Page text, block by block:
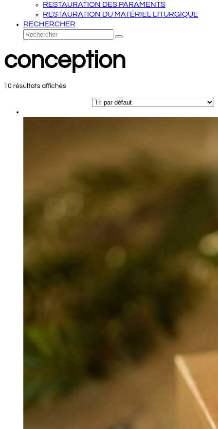
RESTAURATION DES PARAMENTS
RESTAURATION DU MATÉRIEL LITURGIQUE
RECHERCHER
Rechercher
Envoyer
conception
10 résultats affichés